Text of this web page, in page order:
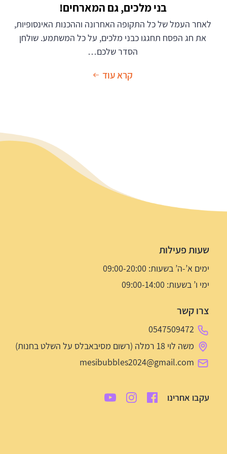
בני מלכים, גם המארחים!
לאחר העמל של כל התקופה האחרונה וההכנות האינסופיות,
את חג הפסח תחגגו כבני מלכים, על כל המשתמע. שולחן
הסדר שלכם…
קרא עוד
שעות פעילות
ימים א’-ה’ בשעות: 09:00-20:00
ימי ו’ בשעות: 09:00-14:00
צרו קשר
0547509472
משה לוי 18 רמלה (רשום מסיבאבלס על השלט בחנות)
mesibubbles2024@gmail.com
עקבו אחרינו